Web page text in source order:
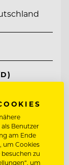
Benutzer
am Ende
um Cookies
zu
um